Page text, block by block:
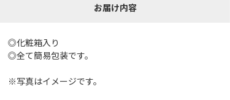
お届け内容
◎化粧箱入り
◎全て簡易包装です。
※写真はイメージです。